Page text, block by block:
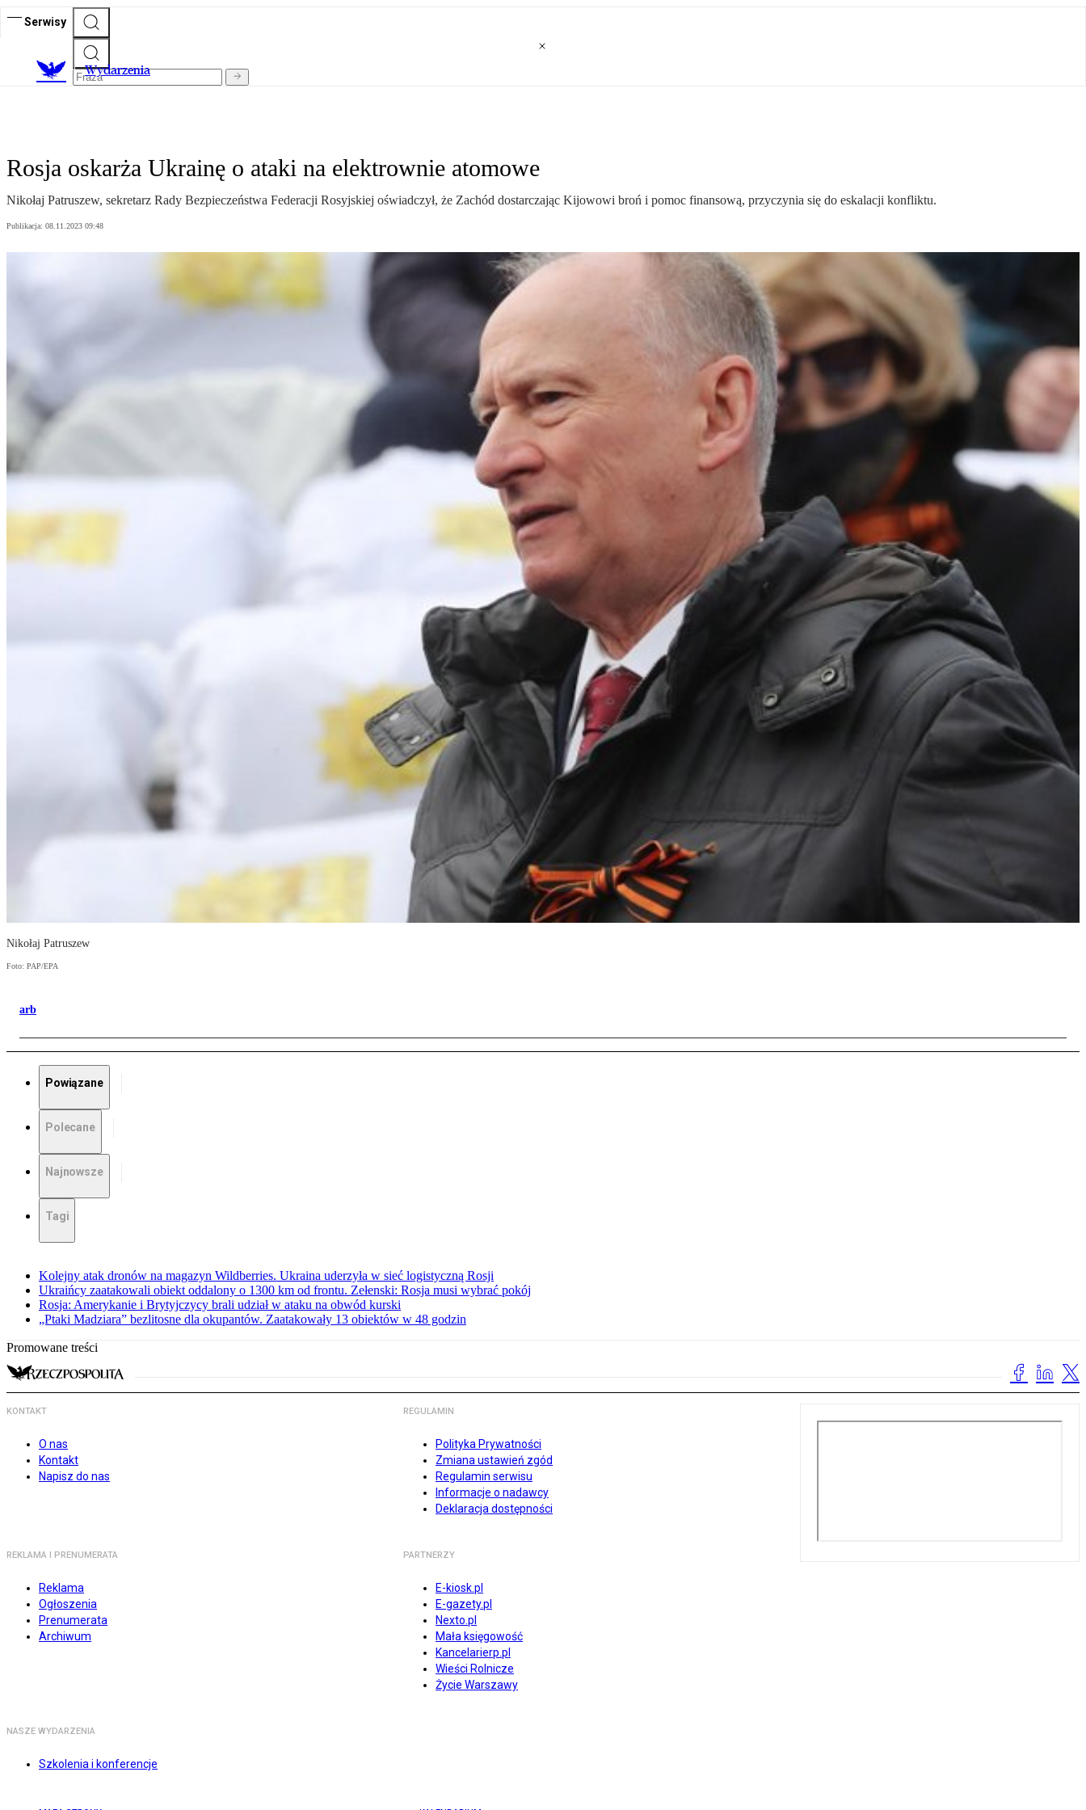
Serwisy
Wydarzenia
Rosja oskarża Ukrainę o ataki na elektrownie atomowe
Nikołaj Patruszew, sekretarz Rady Bezpieczeństwa Federacji Rosyjskiej oświadczył, że Zachód dostarczając Kijowowi broń i pomoc finansową, przyczynia się do eskalacji konfliktu.
Publikacja: 08.11.2023 09:48
Nikołaj Patruszew
Foto: PAP/EPA
arb
Powiązane
Polecane
Najnowsze
Tagi
Kolejny atak dronów na magazyn Wildberries. Ukraina uderzyła w sieć logistyczną Rosji
Ukraińcy zaatakowali obiekt oddalony o 1300 km od frontu. Zełenski: Rosja musi wybrać pokój
Rosja: Amerykanie i Brytyjczycy brali udział w ataku na obwód kurski
„Ptaki Madziara” bezlitosne dla okupantów. Zaatakowały 13 obiektów w 48 godzin
Promowane treści
KONTAKT
O nas
Kontakt
Napisz do nas
REGULAMIN
Polityka Prywatności
Zmiana ustawień zgód
Regulamin serwisu
Informacje o nadawcy
Deklaracja dostępności
REKLAMA I PRENUMERATA
Reklama
Ogłoszenia
Prenumerata
Archiwum
PARTNERZY
E-kiosk.pl
E-gazety.pl
Nexto.pl
Mała księgowość
Kancelarierp.pl
Wieści Rolnicze
Życie Warszawy
NASZE WYDARZENIA
Szkolenia i konferencje